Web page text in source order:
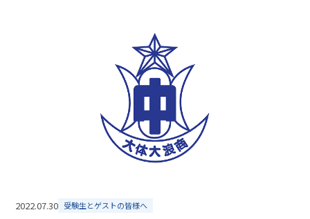
2022.07.30 受験生とゲストの皆様へ